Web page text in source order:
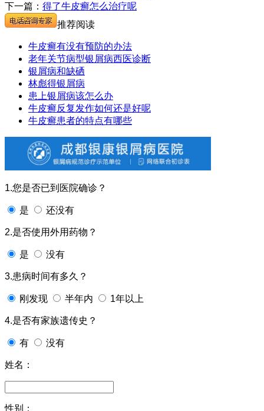
下一篇： 得了牛皮癣怎么治疗呢
推荐阅读
牛皮癣有没有预防的办法
老年关节病型银屑病西医诊断
银屑病和缺硒
林彪得银屑病
患上银屑病该怎么办
牛皮癣反复发作如何还是好呢
牛皮癣患者的特点有哪些
1.您是否已到医院确诊？
是 还没有
2.是否使用外用药物？
是 没有
3.患病时间有多久？
刚发现 半年内 1年以上
4.是否有家族遗传史？
有 没有
姓名：
性别：